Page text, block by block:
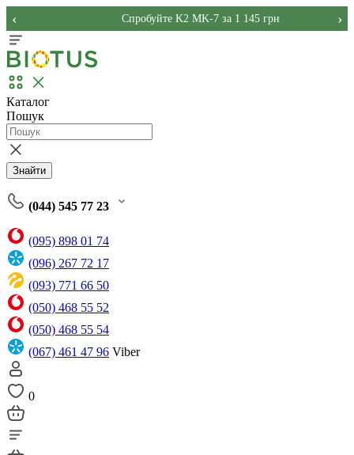
Спробуйте K2 MK-7 за 1 145 грн
‹ ›
Каталог
Пошук
Знайти
(044) 545 77 23
(095) 898 01 74
(096) 267 72 17
(093) 771 66 50
(050) 468 55 52
(050) 468 55 54
(067) 461 47 96 Viber
0